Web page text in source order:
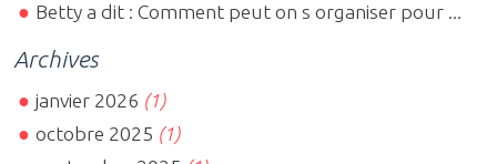
Betty a dit : Comment peut on s organiser pour ...
Archives
janvier 2026 (1)
octobre 2025 (1)